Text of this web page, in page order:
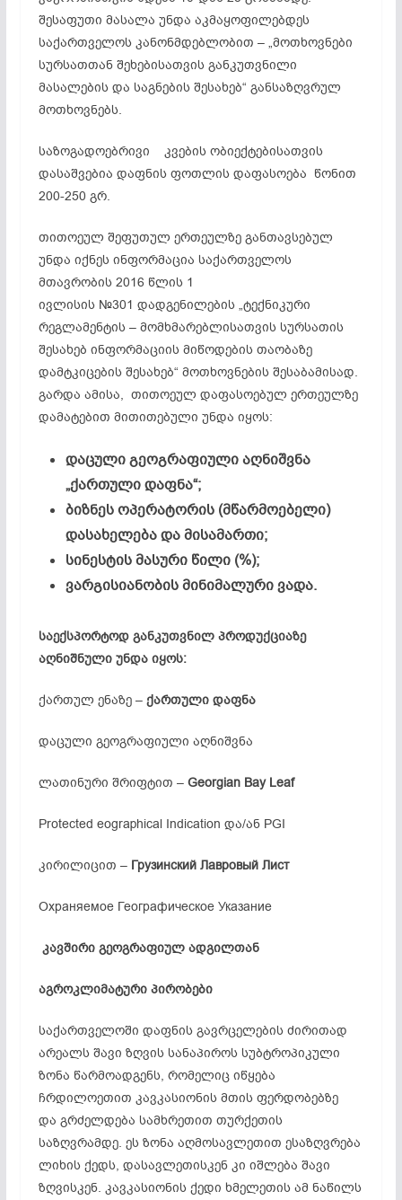
შესაფუთი მასალა უნდა აკმაყოფილებდეს
საქართველოს კანონმდებლობით – „მოთხოვნები
სურსათთან შეხებისათვის განკუთვნილი
მასალების და საგნების შესახებ“ განსაზღვრულ
მოთხოვნებს.
საზოგადოებრივი კვების ობიექტებისათვის
დასაშვებია დაფნის ფოთლის დაფასოება წონით
200-250 გრ.
თითოეულ შეფუთულ ერთეულზე განთავსებულ
უნდა იქნეს ინფორმაცია საქართველოს
მთავრობის 2016 წლის 1
ივლისის №301 დადგენილების „ტექნიკური
რეგლამენტის – მომხმარებლისათვის სურსათის
შესახებ ინფორმაციის მიწოდების თაობაზე
დამტკიცების შესახებ“ მოთხოვნების შესაბამისად.
გარდა ამისა, თითოეულ დაფასოებულ ერთეულზე
დამატებით მითითებული უნდა იყოს:
დაცული გეოგრაფიული აღნიშვნა
„ქართული დაფნა“;
ბიზნეს ოპერატორის (მწარმოებელი)
დასახელება და მისამართი;
სინესტის მასური წილი (%);
ვარგისიანობის მინიმალური ვადა.
საექსპორტოდ განკუთვნილ პროდუქციაზე
აღნიშნული უნდა იყოს:
ქართულ ენაზე – ქართული დაფნა
დაცული გეოგრაფიული აღნიშვნა
ლათინური შრიფტით – Georgian Bay Leaf
Protected eographical Indication და/ან PGI
კირილიცით – Грузинский Лавровый Лист
Охраняемое Географическое Указание
კავშირი გეოგრაფიულ ადგილთან
აგროკლიმატური პირობები
საქართველოში დაფნის გავრცელების ძირითად
არეალს შავი ზღვის სანაპიროს სუბტროპიკული
ზონა წარმოადგენს, რომელიც იწყება
ჩრდილოეთით კავკასიონის მთის ფერდობებზე
და გრძელდება სამხრეთით თურქეთის
საზღვრამდე. ეს ზონა აღმოსავლეთით ესაზღვრება
ლიხის ქედს, დასავლეთისკენ კი იშლება შავი
ზღვისკენ. კავკასიონის ქედი ხმელეთის ამ ნაწილს